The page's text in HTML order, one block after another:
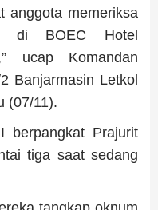
anggota memeriksa
di BOEC Hotel
ucap Komandan
Banjarmasin Letkol
(07/11).
berpangkat Prajurit
tiga saat sedang